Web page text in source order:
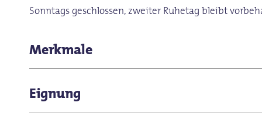
Sonntags geschlossen, zweiter Ruhetag bleibt
Merkmale
Eignung